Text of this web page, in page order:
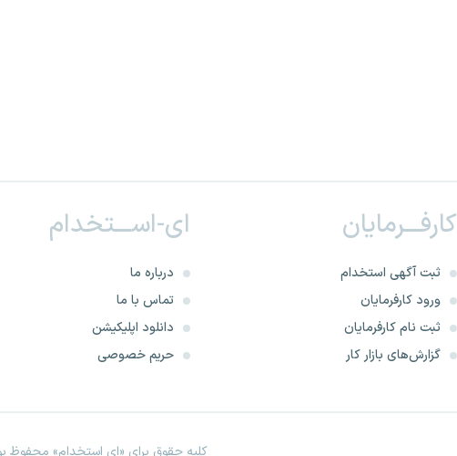
کارفـــرمایان
ثبت آگهی استخدام
ورود کارفرمایان
ثبت نام کارفرمایان
گزارش‌های بازار کار
ای-اســـتخدام
درباره ما
تماس با ما
دانلود اپلیکیشن
حریم خصوصی
کلیه حقوق برای «ای استخدام» محفوظ